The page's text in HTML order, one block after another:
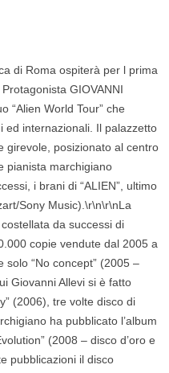
di Roma ospiterà per l prima
GIOVANNI
“Alien World Tour” che
ed internazionali. Il palazzetto
girevole, posizionato al centro
pianista marchigiano
i brani di “ALIEN”, ultimo
Sony Music).\r\n\r\nLa
da successi di
copie vendute dal 2005 a
“No concept” (2005 –
Giovanni Allevi si è fatto
(2006), tre volte disco di
ha pubblicato l’album
(2008 – disco d’oro e
pubblicazioni il disco